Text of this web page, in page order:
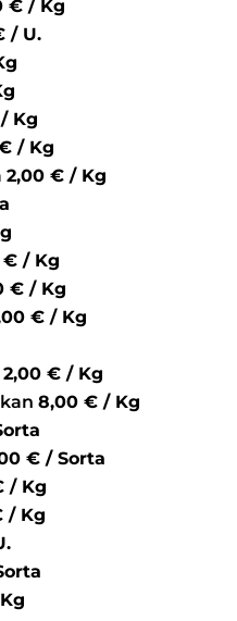
2,00 - 1,50 € / Kg
- 0,40 € / U.
Kg
€ / Kg
- 1,50 € / Kg
2,00 € / Kg
4,00 € / Kg
8,00 - 7,00 € / Kg
5,00 - 4,00 € / Kg
2,00 € / Kg
8,00 € / Kg
€ / Sorta
1,50 - 1,00 € / Sorta
- 2,50 € / Kg
€ / Kg
U.
€ / Sorta
€ / Kg